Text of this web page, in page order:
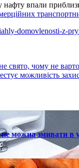
впали
domovlenosti-z-
свято, чому не
можливість
можна змивати в